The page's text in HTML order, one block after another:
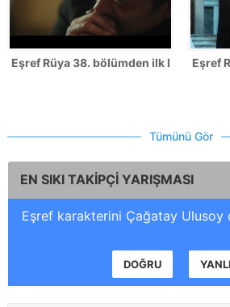
Eşref Rüya 38. bölümden ilk karelerEşref
Tümünü Gör
EN SIKI TAKİPÇİ YARIŞMASI
Eşref karakterini Çağatay Ulusoy
DOĞRU